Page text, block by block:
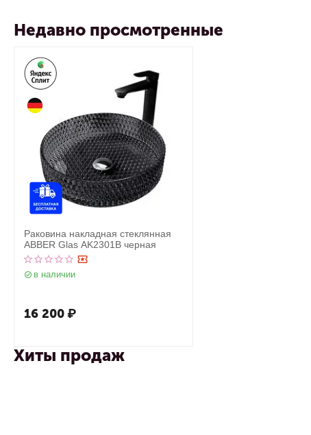
Недавно просмотренные
Раковина накладная стеклянная
ABBER Glas AK2301B черная
в наличии
16 200₽
Хиты продаж